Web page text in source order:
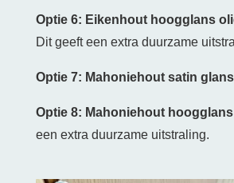
Optie 6: Eikenhout hoogglans
Dit geeft een extra duurzame
Optie 7: Mahoniehout satin glans
Optie 8: Mahoniehout
een extra duurzame uitstraling.